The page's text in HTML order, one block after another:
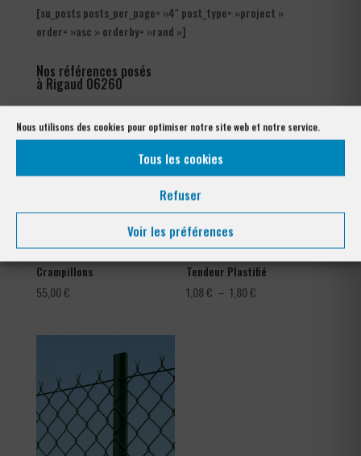
Nous utilisons des cookies pour optimiser notre site web et notre service.
Tous les cookies
Refuser
Voir les préférences
[su_posts posts_per_page= »4″ post_type= »project »
order= »asc » orderby= »rand »]
Nos références posés
à Rigaud 06260
Crampillons
55,00€
Tendeur Plastifié
1,08€ – 1,80€